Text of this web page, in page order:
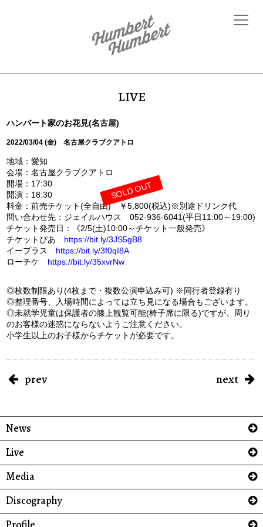
LIVE
ハンバート家のお花見(名古屋)
2022/03/04 (金) 名古屋クラブクアトロ
地域：愛知
会場：名古屋クラブクアトロ
開場：17:30
開演：18:30
料金：前売チケット(全自由) ￥5,800(税込)※別途ドリンク代
問い合わせ先：ジェイルハウス 052-936-6041(平日11:00～19:00)
チケット発売日：《2/5(土)10:00～チケット一般発売》
チケットぴあ https://bit.ly/3JS5gB8
イープラス https://bit.ly/3f0qI8A
ローチケ https://bit.ly/35xvrNw
◎枚数制限あり(4枚まで・複数公演申込み可) ※同行者登録有り
◎整理番号、入場時間によっては立ち見になる場合もございます。
◎未就学児童は保護者の膝上観覧可能(椅子席に限る)ですが、周り
のお客様の迷惑にならないようご注意ください。
小学生以上のお子様からチケットが必要です。
SOLD OUT
prev next
News
Live
Media
Discography